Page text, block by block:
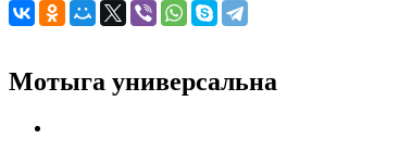
Мотыга универсальна